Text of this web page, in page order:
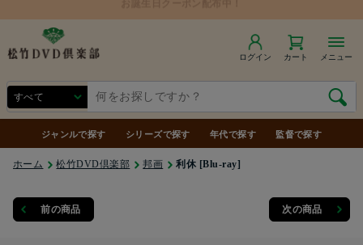
ログイン カート メニュー
ジャンルで探す シリーズで探す 年代で探す 監督で探す
ホーム 松竹DVD倶楽部 邦画 利休 [Blu-ray]
前の商品 次の商品